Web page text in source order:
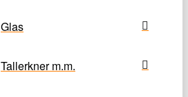
Glas
Tallerkner m.m.